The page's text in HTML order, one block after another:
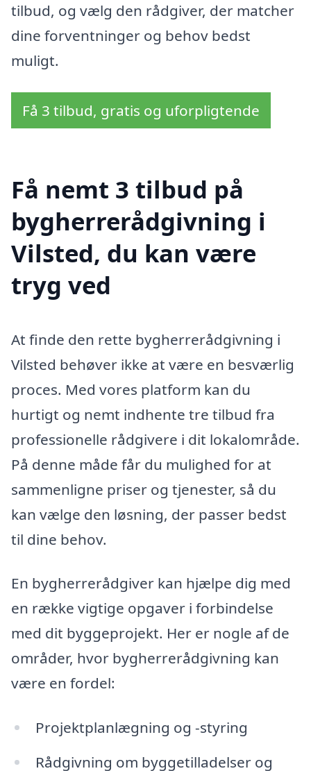
tilbud, og vælg den rådgiver, der matcher
dine forventninger og behov bedst
muligt.
Få 3 tilbud, gratis og uforpligtende
Få nemt 3 tilbud på
bygherrerådgivning i
Vilsted, du kan være
tryg ved
At finde den rette bygherrerådgivning i
Vilsted behøver ikke at være en besværlig
proces. Med vores platform kan du
hurtigt og nemt indhente tre tilbud fra
professionelle rådgivere i dit lokalområde.
På denne måde får du mulighed for at
sammenligne priser og tjenester, så du
kan vælge den løsning, der passer bedst
til dine behov.
En bygherrerådgiver kan hjælpe dig med
en række vigtige opgaver i forbindelse
med dit byggeprojekt. Her er nogle af de
områder, hvor bygherrerådgivning kan
være en fordel:
Projektplanlægning og -styring
Rådgivning om byggetilladelser og